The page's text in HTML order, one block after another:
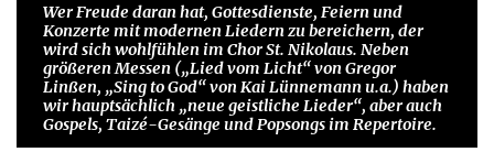
Wer Freude daran hat, Gottesdienste, Feiern und
Konzerte mit modernen Liedern zu bereichern, der
wird sich wohlfühlen im Chor St. Nikolaus. Neben
größeren Messen („Lied vom Licht“ von Gregor
Linßen, „Sing to God“ von Kai Lünnemann u.a.) haben
wir hauptsächlich „neue geistliche Lieder“, aber auch
Gospels, Taizé-Gesänge und Popsongs im Repertoire.